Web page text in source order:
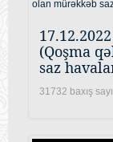
(Qoşma
saz
31732 baxış sayı